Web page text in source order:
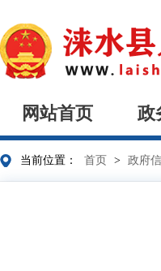
网站首页 政
当前位置： 首页 > 政府